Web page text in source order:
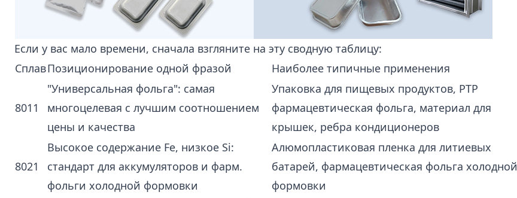
Если у вас мало времени, сначала взгляните на эту сводную таблицу:
СплавПозиционирование одной фразой Наиболее типичные применения
8011
"Универсальная фольга": самая
многоцелевая с лучшим соотношением
цены и качества
Упаковка для пищевых продуктов, PTP
фармацевтическая фольга, материал для
крышек, ребра кондиционеров
8021
Высокое содержание Fe, низкое Si:
стандарт для аккумуляторов и фарм.
фольги холодной формовки
Алюмопластиковая пленка для литиевых
батарей, фармацевтическая фольга холодной
формовки